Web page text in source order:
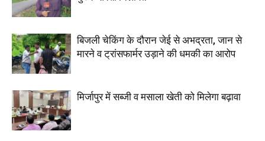
बिजली चेकिंग के दौरान जेई से अभद्रता, जान से
मारने व ट्रांसफार्मर उड़ाने की धमकी का आरोप
मिर्जापुर में सब्जी व मसाला खेती को मिलेगा बढ़ावा